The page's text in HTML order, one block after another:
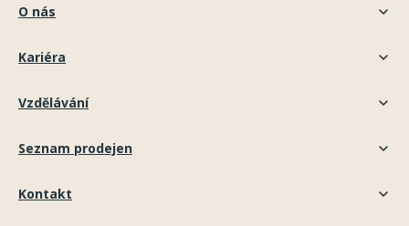
O nás
Kariéra
Vzdělávání
Seznam prodejen
Kontakt